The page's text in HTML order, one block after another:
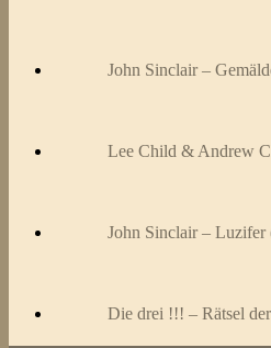
John Sinclair –
Lee Child & Andrew
John Sinclair – Luzifer
Die drei !!! – Rätsel